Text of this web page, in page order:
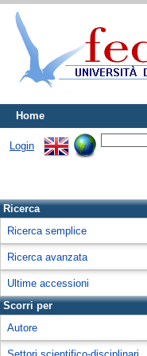
Home
Login
Ricerca
Ricerca semplice
Ricerca avanzata
Ultime accessioni
Scorri per
Autore